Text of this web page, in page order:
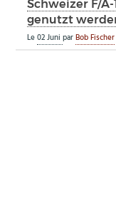
Schweizer F/
genutzt
Le02 JuniparBob Fischer